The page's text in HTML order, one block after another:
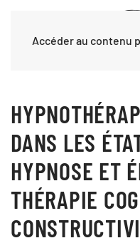
Accéder au contenu
DANS LES
HYPNOSE ET
THÉRAPIE